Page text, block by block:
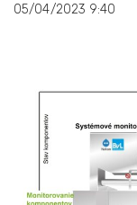
05/04/2023 9:40